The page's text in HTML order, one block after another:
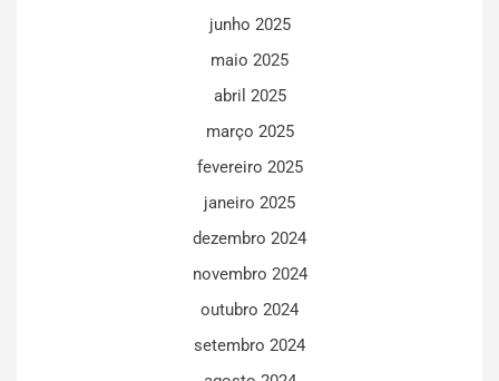
junho 2025
maio 2025
abril 2025
março 2025
fevereiro 2025
janeiro 2025
dezembro 2024
novembro 2024
outubro 2024
setembro 2024